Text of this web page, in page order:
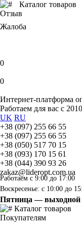
Каталог товаров
Отзыв
Жалоба
0
0
Интернет-платформа
Работаем для вас с
UK RU
+38 (097) 255 66 55
+38 (097) 255 66 55
+38 (050) 517 70 15
+38 (093) 170 15 61
+38 (044) 390 93 26
zakaz@lideropt.com.ua
Работаем с 9:00 до 17:00
Воскресенье: с 10:00 до
Пятница — выходной
Каталог товаров
Покупателям